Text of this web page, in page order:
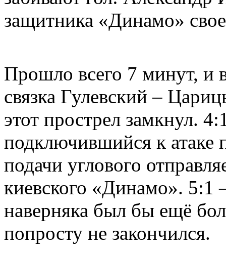
защитника «Динамо»
Прошло всего 7 минут, и
связка Гулевский –
этот прострел замкнул.
подключившийся к атаке
подачи углового
киевского «Динамо». 5:1
наверняка был бы ещё
попросту не закончился.